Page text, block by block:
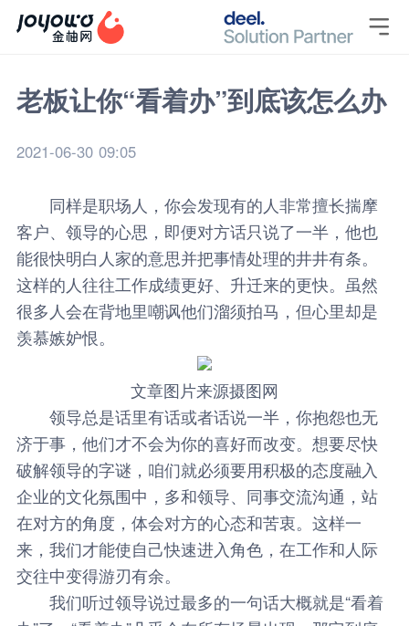

老板让你“看着办”到底该怎么办
2021-06-30 09:05
同样是职场人，你会发现有的人非常擅长揣摩
客户、领导的心思，即便对方话只说了一半，他也
能很快明白人家的意思并把事情处理的井井有条。
这样的人往往工作成绩更好、升迁来的更快。虽然
很多人会在背地里嘲讽他们溜须拍马，但心里却是
羡慕嫉妒恨。
文章图片来源摄图网
领导总是话里有话或者话说一半，你抱怨也无
济于事，他们才不会为你的喜好而改变。想要尽快
破解领导的字谜，咱们就必须要用积极的态度融入
企业的文化氛围中，多和领导、同事交流沟通，站
在对方的角度，体会对方的心态和苦衷。这样一
来，我们才能使自己快速进入角色，在工作和人际
交往中变得游刃有余。
我们听过领导说过最多的一句话大概就是“看着